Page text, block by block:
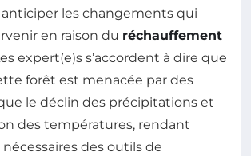
les changements qui
en raison du réchauffement
expert(e)s s’accordent à dire que
forêt est menacée par des
le déclin des précipitations et
des températures, rendant
des outils de